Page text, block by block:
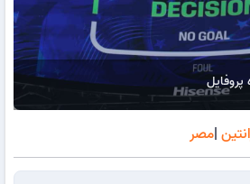
|مصر